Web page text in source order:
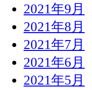
2021年9月
2021年8月
2021年7月
2021年6月
2021年5月